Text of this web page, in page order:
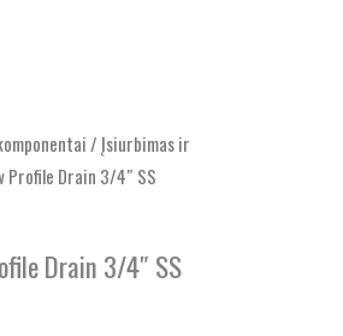
/ Įsiurbimas ir
Profile Drain 3/4″ SS
Drain 3/4″ SS